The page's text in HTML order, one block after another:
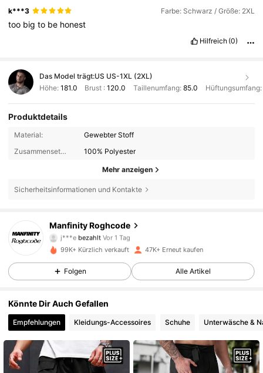
k***3 Farbe: Schwarz / Größe: 2XL
too bigto be honest
Hilfreich (0)
Das Model trägt:US US-1XL (2XL)
Höhe: 181.0 Brust :120.0 Taillenumfang: 85.0 Hüftungsumfang:
Produktdetails
Material:
Gewebter Stoff
Zusammensetzung:
100% Polyester
Mehr anzeigen
Sicherheitsinformationen und Kontakte
Manfinity Roghcode
4,70
27K Follower
j***ebezahlt Vor 1 Tag
4,70
4,70 27K Follower
27K Follower
99K+ Kürzlich verkauft 47K+ Erneut kaufen
Folgen Alle Artikel
Könnte Dir Auch Gefallen
Empfehlungen Kleidungs-Accessoires Schuhe Unterwäsche &